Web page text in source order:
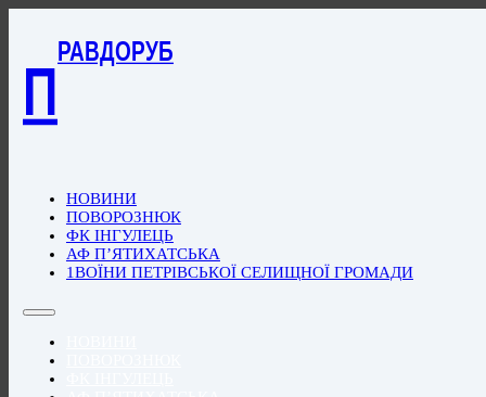
П
РАВДОРУБ
НОВИНИ
ПОВОРОЗНЮК
ФК ІНГУЛЕЦЬ
АФ П’ЯТИХАТСЬКА
1ВОЇНИ ПЕТРІВСЬКОЇ СЕЛИЩНОЇ ГРОМАДИ